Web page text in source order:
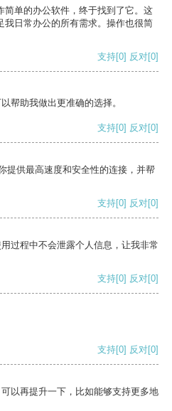
简单的办公软件，终于找到了它。这
我日常办公的所有需求。操作也很简
支持[0] 反对[0]
帮助我做出更准确的选择。
支持[0] 反对[0]
提供最高速度和安全性的连接，并帮
支持[0] 反对[0]
过程中不会泄露个人信息，让我非常
支持[0] 反对[0]
支持[0] 反对[0]
以再提升一下，比如能够支持更多地